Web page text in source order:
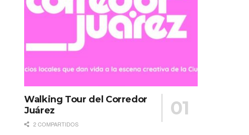
Walking Tour del Corredor
Juárez
2 COMPARTIDOS